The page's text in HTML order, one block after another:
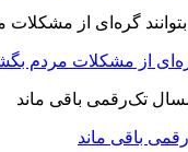
گره‌ای از مشکلات مردم
باقی ماند